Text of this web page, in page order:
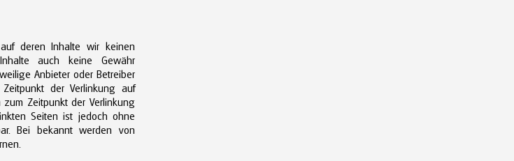
deren Inhalte wir keinen
auch keine Gewähr
Anbieter oder Betreiber
der Verlinkung auf
Zeitpunkt der Verlinkung
Seiten ist jedoch ohne
Bei bekannt werden von